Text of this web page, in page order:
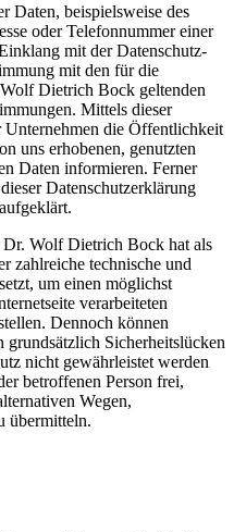
Daten, beispielsweise des
oder Telefonnummer einer
mit der Datenschutz-
mit den für die
Dietrich Bock geltenden
Mittels dieser
Unternehmen die Öffentlichkeit
uns erhobenen, genutzten
Daten informieren. Ferner
Datenschutzerklärung
Wolf Dietrich Bock hat als
zahlreiche technische und
um einen möglichst
verarbeiteten
Dennoch können
grundsätzlich Sicherheitslücken
nicht gewährleistet werden
betroffenen Person frei,
Wegen,
übermitteln.